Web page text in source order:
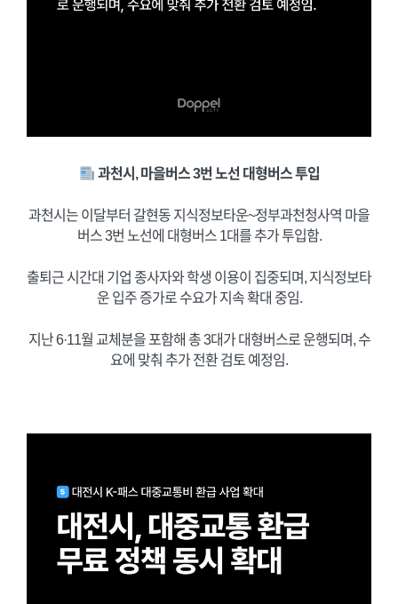
과천시, 마을버스 3번 노선 대형버스 투입
과천시는 이달부터 갈현동 지식정보타운~정부과천청사역 마을
버스 3번 노선에 대형버스 1대를 추가 투입함.
출퇴근 시간대 기업 종사자와 학생 이용이 집중되며, 지식정보타
운 입주 증가로 수요가 지속 확대 중임.
지난 6·11월 교체분을 포함해 총 3대가 대형버스로 운행되며, 수
요에 맞춰 추가 전환 검토 예정임.